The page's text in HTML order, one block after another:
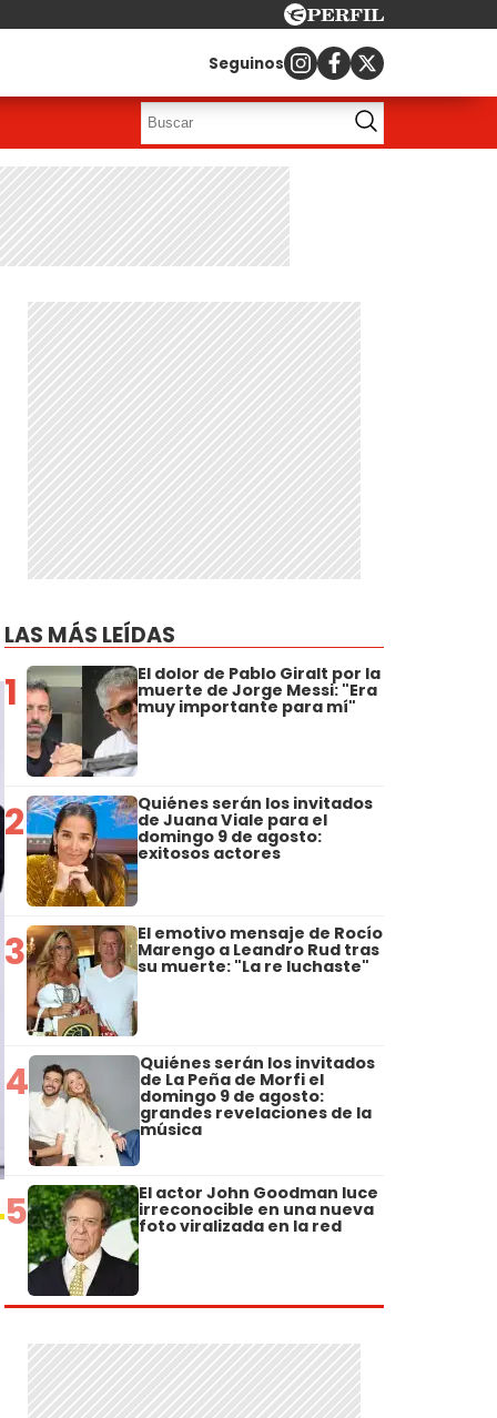
Seguinos
LAS MÁS LEÍDAS
1 El dolor de Pablo Giralt por la
muerte de Jorge Messi: "Era
muy importante para mí"
2 Quiénes serán los invitados
de Juana Viale para el
domingo 9 de agosto:
exitosos actores
3 El emotivo mensaje de Rocío
Marengo a Leandro Rud tras
su muerte: "La re luchaste"
4 Quiénes serán los invitados
de La Peña de Morfi el
domingo 9 de agosto:
grandes revelaciones de la
música
5 El actor John Goodman luce
irreconocible en una nueva
foto viralizada en la red